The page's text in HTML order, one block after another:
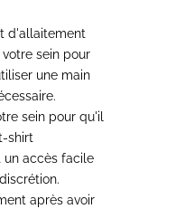
d'allaitement
sein pour
une main
sein pour qu'il
shirt
accès facile
après avoir